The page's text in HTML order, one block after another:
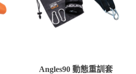
Angles90 動態重訓套